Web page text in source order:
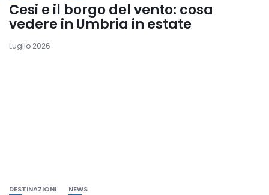
Cesi e il borgo del vento: cosa
vedere in Umbria in estate
Luglio 2026
DESTINAZIONI NEWS